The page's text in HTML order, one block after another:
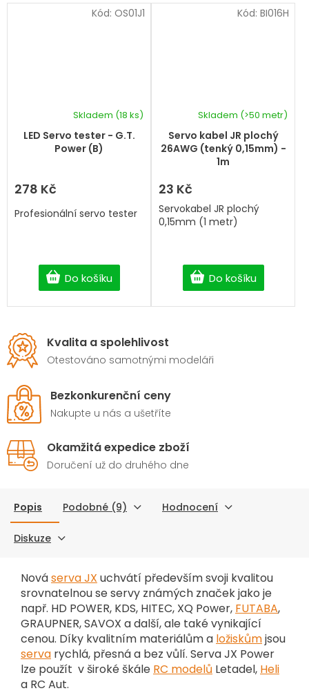
LED Servo tester - G.T.
Power (B)
Skladem (18 ks)
278 Kč
Do košíku
Profesionální servo tester
Kód: OS01J1
Servo kabel JR plochý
26AWG (tenký 0,15mm) -
1m
Skladem (>50 metr)
23 Kč
Do košíku
Servokabel JR plochý
0,15mm (1 metr)
Kód: BI016H
Kvalita a spolehlivost
Otestováno samotnými modeláři
Bezkonkurenční ceny
Nakupte u nás a ušetříte
Okamžitá expedice zboží
Doručení už do druhého dne
Popis Podobné (9) Hodnocení
Diskuze
Nováserva JX uchvátí především svoji kvalitou
srovnatelnou se servy známých značek jako je
např. HD POWER, KDS, HITEC, XQ Power, FUTABA,
GRAUPNER, SAVOX a další, ale také vynikající
cenou. Díky kvalitním materiálům a ložiskůmjsou
serva rychlá, přesná a bez vůlí. Serva JX Power
lze použít v široké škále RC modelů Letadel, Heli
a RC Aut.